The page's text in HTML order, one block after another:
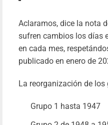
Aclaramos, dice la nota
sufren cambios los días
en cada mes,
publicado en enero de
La reorganización de
Grupo 1 hasta 1947